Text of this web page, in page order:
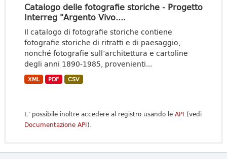
Catalogo delle fotografie storiche - Progetto
Interreg "Argento Vivo....
Il catalogo di fotografie storiche contiene
fotografie storiche di ritratti e di paesaggio,
nonché fotografie sull’architettura e cartoline
degli anni 1890-1985, provenienti...
XML PDF CSV
E' possibile inoltre accedere al registro usando le API (vedi
Documentazione API).